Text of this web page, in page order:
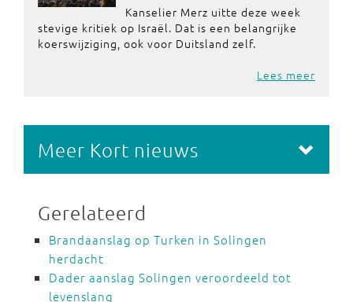
Kanselier Merz uitte deze week
stevige kritiek op Israël. Dat is een belangrijke
koerswijziging, ook voor Duitsland zelf.
Lees meer
Meer Kort nieuws
Gerelateerd
Brandaanslag op Turken in Solingen
herdacht
Dader aanslag Solingen veroordeeld tot
levenslang